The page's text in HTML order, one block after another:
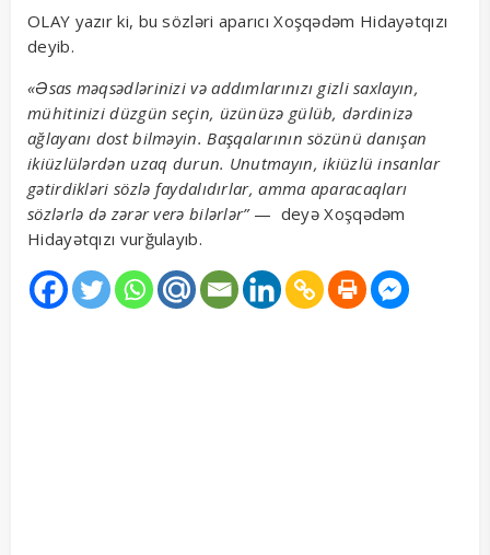
OLAY yazır ki, bu sözləri aparıcı Xoşqədəm Hidayətqızı
deyib.
«Əsas məqsədlərinizi və addımlarınızı gizli saxlayın,
mühitinizi düzgün seçin, üzünüzə gülüb, dərdinizə
ağlayanı dost bilməyin. Başqalarının sözünü danışan
ikiüzlülərdən uzaq durun. Unutmayın, ikiüzlü insanlar
gətirdikləri sözlə faydalıdırlar, amma aparacaqları
sözlərlə də zərər verə bilərlər” — deyə Xoşqədəm
Hidayətqızı vurğulayıb.